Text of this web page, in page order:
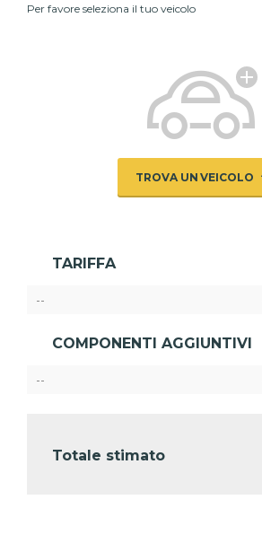
Per favore seleziona il tuo veicolo
TROVA UN VEICOLO
TARIFFA
--
COMPONENTI AGGIUNTIVI
--
Totale stimato